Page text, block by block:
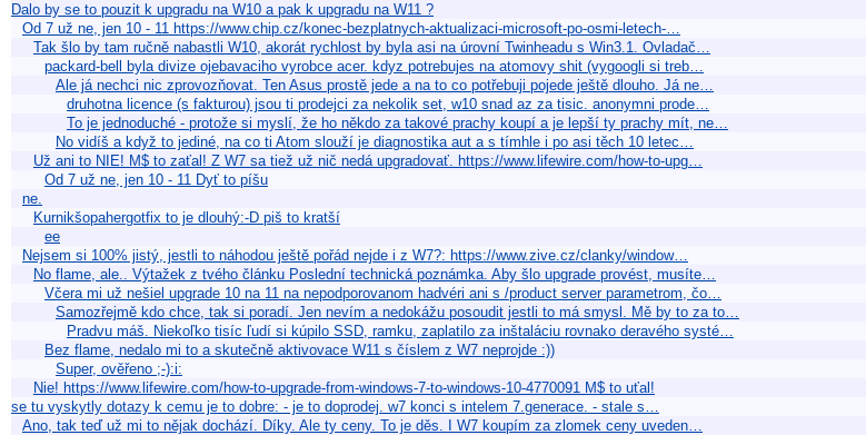
Dalo by se to pouzit k upgradu na W10 a pak k upgradu na W11 ?
Od 7 už ne, jen 10 - 11 https://www.chip.cz/konec-bezplatnych-aktualizaci-microsoft-po-osmi-letech-…
Tak šlo by tam ručně nabastli W10, akorát rychlost by byla asi na úrovní Twinheadu s Win3.1. Ovladač…
packard-bell byla divize ojebavaciho vyrobce acer. kdyz potrebujes na atomovy shit (vygoogli si treb…
Ale já nechci nic zprovozňovat. Ten Asus prostě jede a na to co potřebuji pojede ještě dlouho. Já ne…
druhotna licence (s fakturou) jsou ti prodejci za nekolik set, w10 snad az za tisic. anonymni prode…
To je jednoduché - protože si myslí, že ho někdo za takové prachy koupí a je lepší ty prachy mít, ne…
No vidíš a když to jediné, na co ti Atom slouží je diagnostika aut a s tímhle i po asi těch 10 letec…
Už ani to NIE! M$ to zaťal! Z W7 sa tiež už nič nedá upgradovať. https://www.lifewire.com/how-to-upg…
Od 7 už ne, jen 10 - 11 Dyť to píšu
ne.
Kurnikšopahergotfix to je dlouhý:-D piš to kratší
ee
Nejsem si 100% jistý, jestli to náhodou ještě pořád nejde i z W7?: https://www.zive.cz/clanky/window…
No flame, ale.. Výtažek z tvého článku Poslední technická poznámka. Aby šlo upgrade provést, musíte…
Včera mi už nešiel upgrade 10 na 11 na nepodporovanom hadvéri ani s /product server parametrom, čo…
Samozřejmě kdo chce, tak si poradí. Jen nevím a nedokážu posoudit jestli to má smysl. Mě by to za to…
Pradvu máš. Niekoľko tisíc ľudí si kúpilo SSD, ramku, zaplatilo za inštaláciu rovnako deravého systé…
Bez flame, nedalo mi to a skutečně aktivovace W11 s číslem z W7 neprojde :))
Super, ověřeno ;-):i:
Nie! https://www.lifewire.com/how-to-upgrade-from-windows-7-to-windows-10-4770091 M$ to uťal!
se tu vyskytly dotazy k cemu je to dobre: - je to doprodej. w7 konci s intelem 7.generace. - stale s…
Ano, tak teď už mi to nějak dochází. Díky. Ale ty ceny. To je děs. I W7 koupím za zlomek ceny uveden…